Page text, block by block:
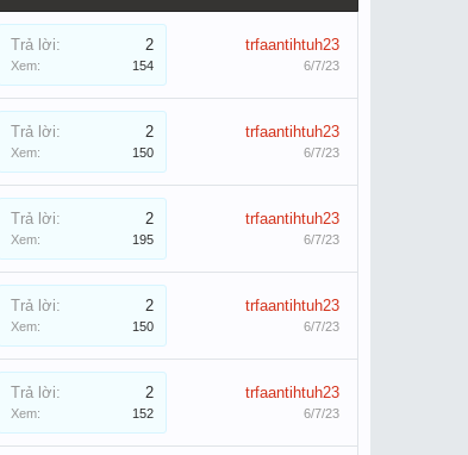
Trả lời: 2
Xem: 154
trfaantihtuh23
6/7/23
Trả lời: 2
Xem: 150
trfaantihtuh23
6/7/23
Trả lời: 2
Xem: 195
trfaantihtuh23
6/7/23
Trả lời: 2
Xem: 150
trfaantihtuh23
6/7/23
Trả lời: 2
Xem: 152
trfaantihtuh23
6/7/23